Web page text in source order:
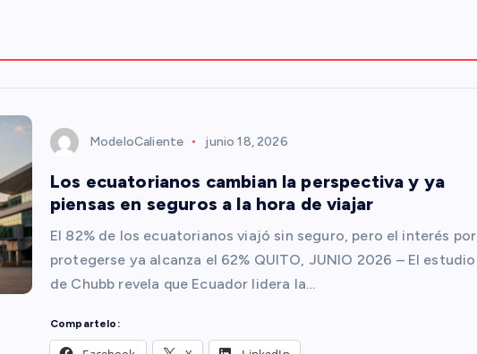
ModeloCaliente junio 18, 2026
Los ecuatorianos cambian la perspectiva y ya
piensas en seguros a la hora de viajar
El 82% de los ecuatorianos viajó sin seguro, pero el interés por
protegerse ya alcanza el 62% QUITO, JUNIO 2026 – El estudio
de Chubb revela que Ecuador lidera la…
Compartelo: